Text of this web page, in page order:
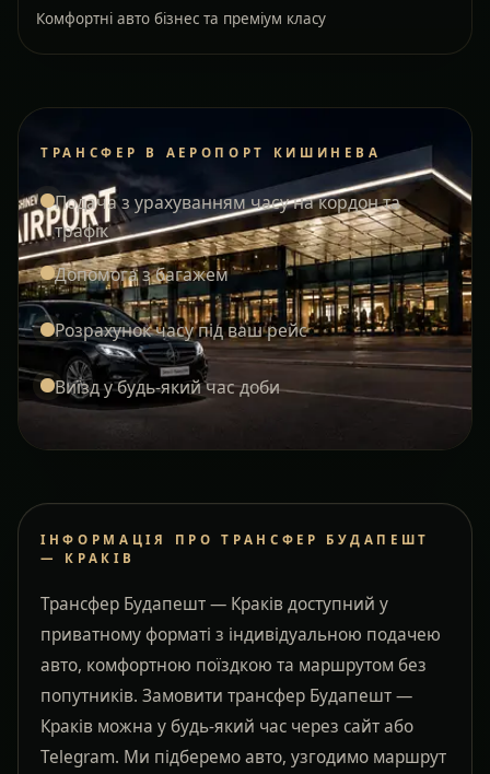
Комфортні авто бізнес та преміум класу
ТРАНСФЕР В АЕРОПОРТ КИШИНЕВА
Подача з урахуванням часу на кордон та
трафік
Допомога з багажем
Розрахунок часу під ваш рейс
Виїзд у будь-який час доби
ІНФОРМАЦІЯ ПРО ТРАНСФЕР БУДАПЕШТ
— КРАКІВ
Трансфер Будапешт — Краків доступний у
приватному форматі з індивідуальною подачею
авто, комфортною поїздкою та маршрутом без
попутників. Замовити трансфер Будапешт —
Краків можна у будь-який час через сайт або
Telegram. Ми підберемо авто, узгодимо маршрут